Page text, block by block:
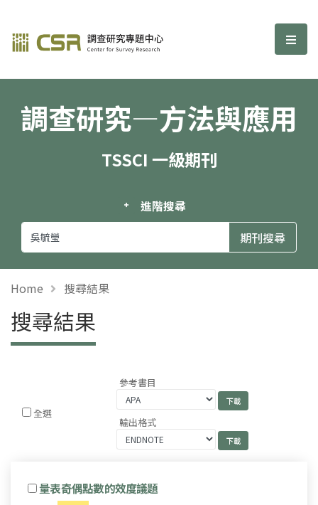
調查研究—方法與應用期刊 選
調查研究—方法與應用
TSSCI 一級期刊
進階搜尋
Home 搜尋結果
搜尋結果
全選
參考書目
輸出格式
量表奇偶點數的效度議題